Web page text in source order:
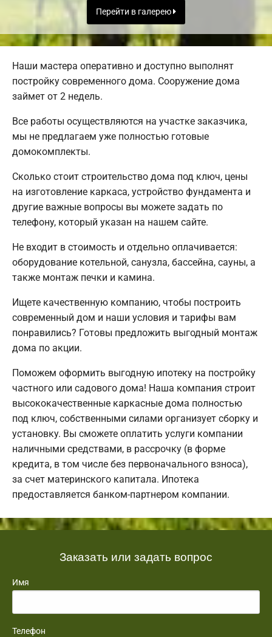
Перейти в галерею
Наши мастера оперативно и доступно выполнят
постройку современного дома. Сооружение дома
займет от 2 недель.
Все работы осуществляются на участке заказчика,
мы не предлагаем уже полностью готовые
домокомплекты.
Сколько стоит строительство дома под ключ, цены
на изготовление каркаса, устройство фундамента и
другие важные вопросы вы можете задать по
телефону, который указан на нашем сайте.
Не входит в стоимость и отдельно оплачивается:
оборудование котельной, санузла, бассейна, сауны, а
также монтаж печки и камина.
Ищете качественную компанию, чтобы построить
современный дом и наши условия и тарифы вам
понравились? Готовы предложить выгодный монтаж
дома по акции.
Поможем оформить выгодную ипотеку на постройку
частного или садового дома! Наша компания строит
высококачественные каркасные дома полностью
под ключ, собственными силами организует сборку и
установку. Вы сможете оплатить услуги компании
наличными средствами, в рассрочку (в форме
кредита, в том числе без первоначального взноса),
за счет материнского капитала. Ипотека
предоставляется банком-партнером компании.
Заказать или задать вопрос
Имя
Телефон